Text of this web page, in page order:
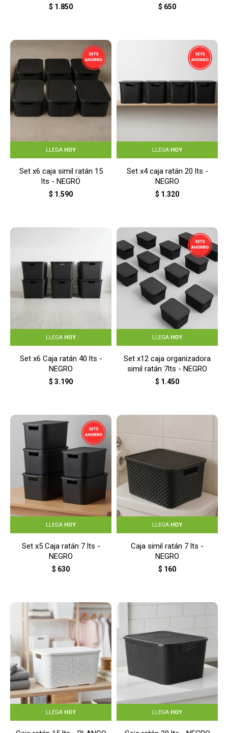
$ 1.850 $ 650
LLEGA HOY
Set x6 caja simil ratán 15
lts - NEGRO
$ 1.590
LLEGA HOY
Set x4 caja ratán 20 lts -
NEGRO
$ 1.320
LLEGA HOY
Set x6 Caja ratán 40 lts -
NEGRO
$ 3.190
LLEGA HOY
Set x12 caja organizadora
simil ratán 7lts - NEGRO
$ 1.450
LLEGA HOY
Set x5 Caja ratán 7 lts -
NEGRO
$ 630
LLEGA HOY
Caja simil ratán 7 lts -
NEGRO
$ 160
LLEGA HOY LLEGA HOY